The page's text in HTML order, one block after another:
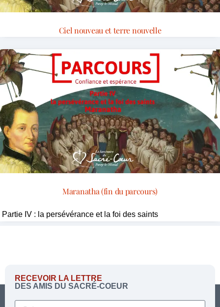
Ciel nouveau et terre nouvelle
Maranatha (fin du parcours)
Partie IV : la persévérance et la foi des saints
RECEVOIR LA LETTRE
DES AMIS DU SACRÉ-COEUR